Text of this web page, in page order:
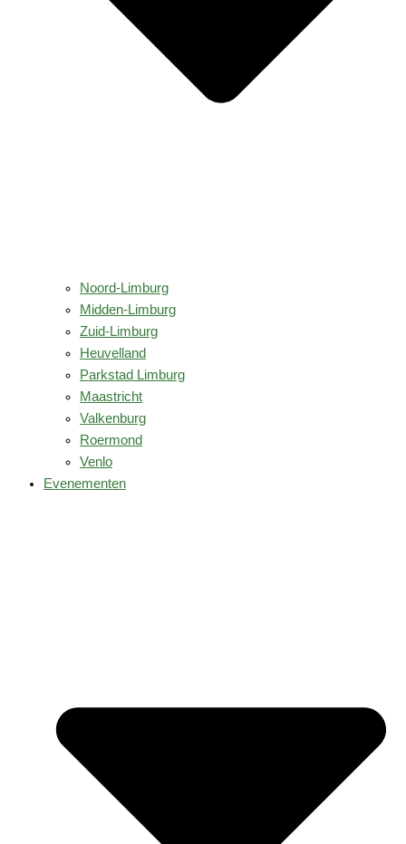
Noord-Limburg
Midden-Limburg
Zuid-Limburg
Heuvelland
Parkstad Limburg
Maastricht
Valkenburg
Roermond
Venlo
Evenementen